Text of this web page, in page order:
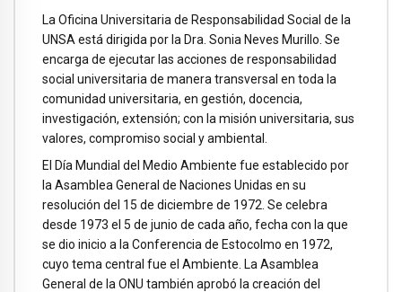
La Oficina Universitaria de Responsabilidad Social de la
UNSA está dirigida por la Dra. Sonia Neves Murillo. Se
encarga de ejecutar las acciones de responsabilidad
social universitaria de manera transversal en toda la
comunidad universitaria, en gestión, docencia,
investigación, extensión; con la misión universitaria, sus
valores, compromiso social y ambiental.
El Día Mundial del Medio Ambiente fue establecido por
la Asamblea General de Naciones Unidas en su
resolución del 15 de diciembre de 1972. Se celebra
desde 1973 el 5 de junio de cada año, fecha con la que
se dio inicio a la Conferencia de Estocolmo en 1972,
cuyo tema central fue el Ambiente. La Asamblea
General de la ONU también aprobó la creación del